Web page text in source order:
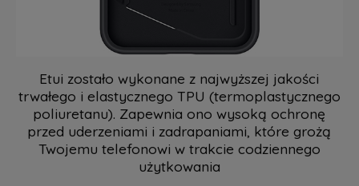
Etui zostało wykonane z najwyższej jakości
trwałego i elastycznego TPU (termoplastycznego
poliuretanu). Zapewnia ono wysoką ochronę
przed uderzeniami i zadrapaniami, które grożą
Twojemu telefonowi w trakcie codziennego
użytkowania